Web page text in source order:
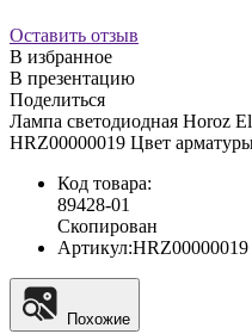
Оставить отзыв
В избранное
В презентацию
Поделиться
Лампа светодиодная Horoz
HRZ00000019 Цвет
Код товара:
89428-01
Скопирован
Артикул:HRZ00000019
Похожие